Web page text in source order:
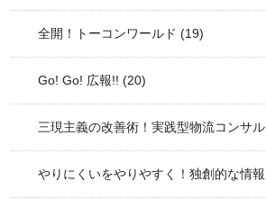
全開！トーコンワールド (19)
Go! Go! 広報!! (20)
三現主義の改善術！実践型物流コンサ
やりにくいをやりやすく！独創的な情